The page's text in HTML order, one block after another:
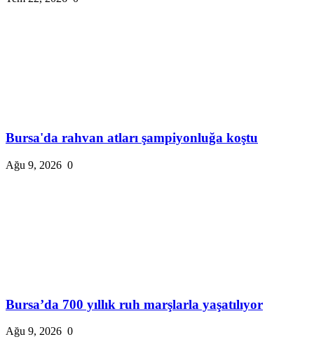
Bursa'da rahvan atları şampiyonluğa koştu
Ağu 9, 2026 0
Bursa’da 700 yıllık ruh marşlarla yaşatılıyor
Ağu 9, 2026 0